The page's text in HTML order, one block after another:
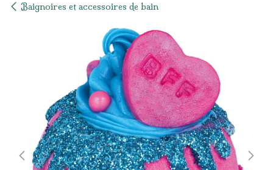
Baignoires et accessoires de bain